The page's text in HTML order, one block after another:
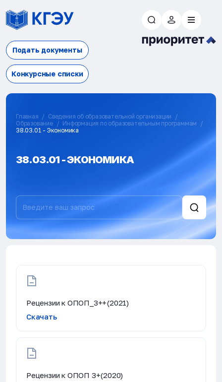
Подать документы
Конкурсные списки
Главная
Сведения об образовательной организации
Образование
Информация по образовательным программам
38.03.01 - Экономика
38.03.01 - ЭКОНОМИКА
Рецензии к ОПОП_3++(2021)
Скачать
Рецензии к ОПОП 3+(2020)